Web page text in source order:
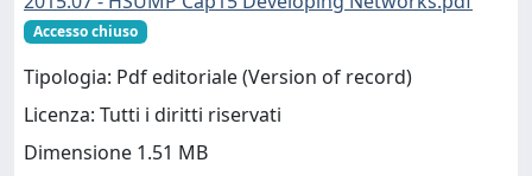
Accesso chiuso
Tipologia: Pdf editoriale (Version of record)
Licenza: Tutti i diritti riservati
Dimensione 1.51 MB